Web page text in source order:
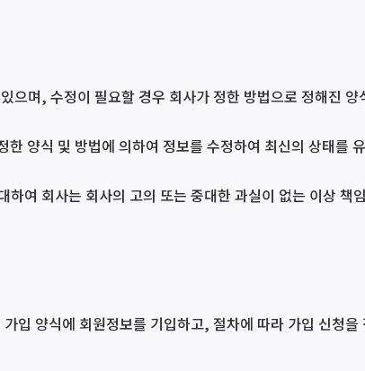
으며, 수정이 필요할 경우 회사가 정한 방법으로 정해진
양식 및 방법에 의하여 정보를 수정하여 최신의 상태를
여 회사는 회사의 고의 또는 중대한 과실이 없는 이상 책
입 양식에 회원정보를 기입하고, 절차에 따라 가입 신청